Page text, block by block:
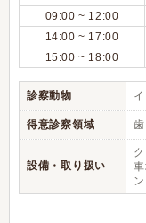
09:00 ~ 12:00
14:00 ~ 17:00
15:00 ~ 18:00
診察動物
得意診察領域
設備・取り扱い